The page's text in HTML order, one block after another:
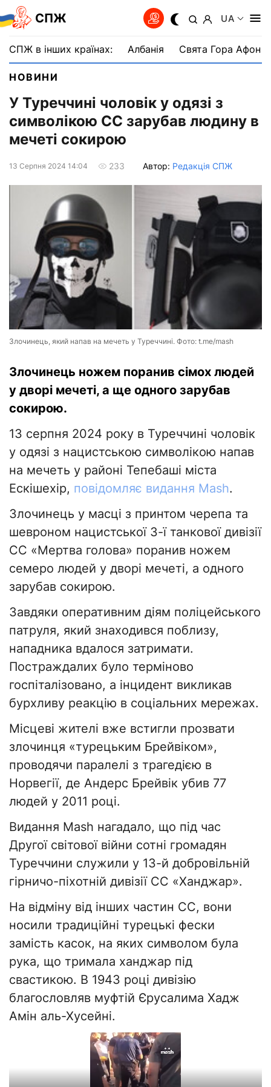
СПЖ UA
СПЖ в інших країнах: Албанія Свята Гора Афон
НОВИНИ
У Туреччині чоловік у одязі з
символікою СС зарубав людину в
мечеті сокирою
13 Серпня 2024 14:04 233 Автор: Редакція СПЖ
Злочинець, який напав на мечеть у Туреччині. Фото: t.me/mash
Злочинець ножем поранив сімох людей
у ​​дворі мечеті, а ще одного зарубав
сокирою.
13 серпня 2024 року в Туреччині чоловік
у одязі з нацистською символікою напав
на мечеть у районі Тепебаші міста
Ескішехір, повідомляє видання Mash.
Злочинець у масці з принтом черепа та
шевроном нацистської 3-ї танкової дивізії
СС «Мертва голова» поранив ножем
семеро людей у ​​дворі мечеті, а одного
зарубав сокирою.
Завдяки оперативним діям поліцейського
патруля, який знаходився поблизу,
нападника вдалося затримати.
Постраждалих було терміново
госпіталізовано, а інцидент викликав
бурхливу реакцію в соціальних мережах.
Місцеві жителі вже встигли прозвати
злочинця «турецьким Брейвіком»,
проводячи паралелі з трагедією в
Норвегії, де Андерс Брейвік убив 77
людей у ​​2011 році.
Видання Mash нагадало, що під час
Другої світової війни сотні громадян
Туреччини служили у 13-й добровільній
гірничо-піхотній дивізії СС «Ханджар».
На відміну від інших частин СС, вони
носили традиційні турецькі фески
замість касок, на яких символом була
рука, що тримала ханджар під
свастикою. В 1943 році дивізію
благословляв муфтій Єрусалима Хадж
Амін аль-Хусейні.